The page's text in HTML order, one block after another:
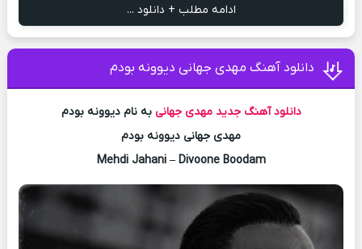
ادامه مطلب + دانلود ...
دانلود آهنگ مهدی جهانی دیوونه بودم
دانلود آهنگ جدید مهدی جهانی به نام دیوونه بودم
مهدی جهانی دیوونه بودم
Mehdi Jahani – Divoone Boodam